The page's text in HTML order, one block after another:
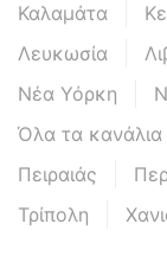
Καλαμάτα
Λευκωσία
Νέα Υόρκη
Όλα τα κανάλια
Πειραιάς
Τρίπολη